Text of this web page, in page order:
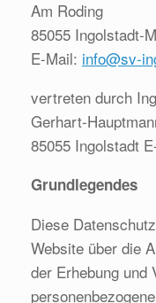
Am Roding
85055 Ingolstadt-
E-Mail: info@sv-
vertreten durch
Gerhart-
85055 Ingolstadt
Grundlegendes
Diese
Website über die
der Erhebung und